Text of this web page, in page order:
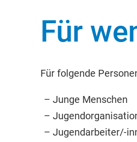
Für
Für folgende
Junge Menschen
Jugendarbeiter/-